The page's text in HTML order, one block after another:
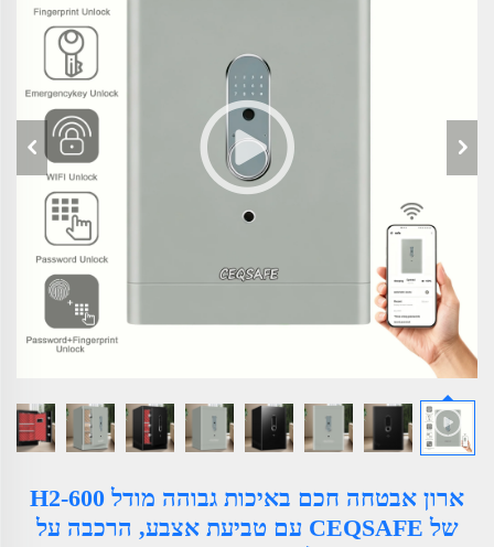
ארון אבטחה חכם באיכות גבוהה מודל H2-600
של CEQSAFE עם טביעת אצבע, הרכבה על